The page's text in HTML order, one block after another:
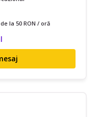
la 50 RON / oră